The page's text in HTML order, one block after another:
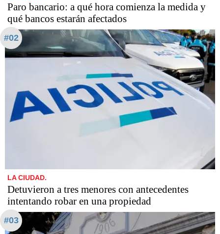
Paro bancario: a qué hora comienza la medida y
qué bancos estarán afectados
#02
LA CIUDAD.
Detuvieron a tres menores con antecedentes
intentando robar en una propiedad
#03